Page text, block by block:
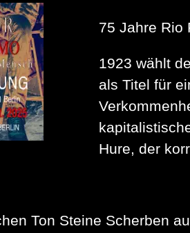
75 Jahre Rio
1923 wählt
als Titel für
Hure, der
Ton Steine Scherben